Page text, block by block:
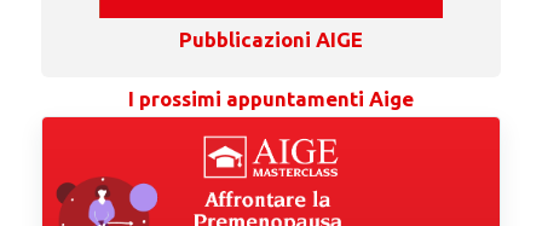
Pubblicazioni AIGE
I prossimi appuntamenti Aige